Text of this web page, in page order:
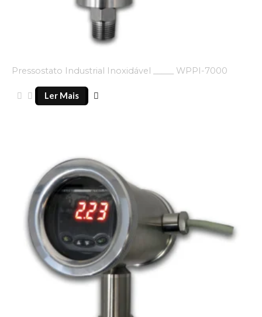
Pressostato Industrial Inoxidável _____ WPPI-7000
Ler Mais